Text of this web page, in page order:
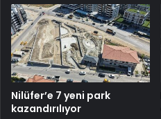
Nilüfer’e 7 yeni park
kazandırılıyor